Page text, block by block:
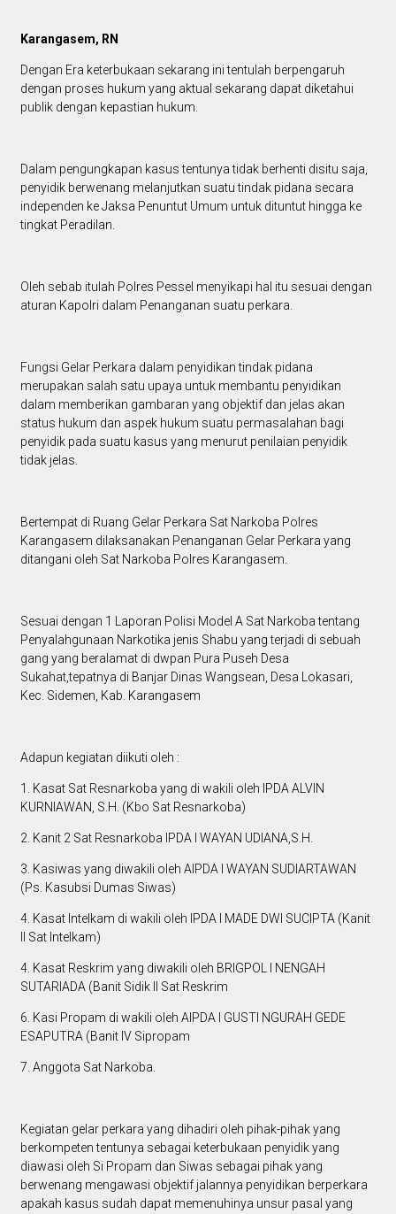
Karangasem, RN
Dengan Era keterbukaan sekarang ini tentulah berpengaruh
dengan proses hukum yang aktual sekarang dapat diketahui
publik dengan kepastian hukum.
Dalam pengungkapan kasus tentunya tidak berhenti disitu saja,
penyidik berwenang melanjutkan suatu tindak pidana secara
independen ke Jaksa Penuntut Umum untuk dituntut hingga ke
tingkat Peradilan.
Oleh sebab itulah Polres Pessel menyikapi hal itu sesuai dengan
aturan Kapolri dalam Penanganan suatu perkara.
Fungsi Gelar Perkara dalam penyidikan tindak pidana
merupakan salah satu upaya untuk membantu penyidikan
dalam memberikan gambaran yang objektif dan jelas akan
status hukum dan aspek hukum suatu permasalahan bagi
penyidik pada suatu kasus yang menurut penilaian penyidik
tidak jelas.
Bertempat di Ruang Gelar Perkara Sat Narkoba Polres
Karangasem dilaksanakan Penanganan Gelar Perkara yang
ditangani oleh Sat Narkoba Polres Karangasem.
Sesuai dengan 1 Laporan Polisi Model A Sat Narkoba tentang
Penyalahgunaan Narkotika jenis Shabu yang terjadi di sebuah
gang yang beralamat di dwpan Pura Puseh Desa
Sukahat,tepatnya di Banjar Dinas Wangsean, Desa Lokasari,
Kec. Sidemen, Kab. Karangasem
Adapun kegiatan diikuti oleh :
1. Kasat Sat Resnarkoba yang di wakili oleh IPDA ALVIN
KURNIAWAN, S.H. (Kbo Sat Resnarkoba)
2. Kanit 2 Sat Resnarkoba IPDA I WAYAN UDIANA,S.H.
3. Kasiwas yang diwakili oleh AIPDA I WAYAN SUDIARTAWAN
(Ps. Kasubsi Dumas Siwas)
4. Kasat Intelkam di wakili oleh IPDA I MADE DWI SUCIPTA (Kanit
II Sat Intelkam)
4. Kasat Reskrim yang diwakili oleh BRIGPOL I NENGAH
SUTARIADA (Banit Sidik II Sat Reskrim
6. Kasi Propam di wakili oleh AIPDA I GUSTI NGURAH GEDE
ESAPUTRA (Banit IV Sipropam
7. Anggota Sat Narkoba.
Kegiatan gelar perkara yang dihadiri oleh pihak-pihak yang
berkompeten tentunya sebagai keterbukaan penyidik yang
diawasi oleh Si Propam dan Siwas sebagai pihak yang
berwenang mengawasi objektif jalannya penyidikan berperkara
apakah kasus sudah dapat memenuhinya unsur pasal yang